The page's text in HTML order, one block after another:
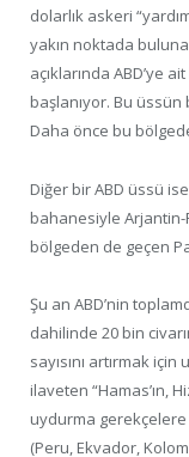
dolarlık askeri
yakın noktada
açıklarında ABD’ye
başlanıyor. Bu
Daha önce bu
Diğer bir ABD üssü
bahanesiyle Arjantin-
bölgeden de geçen
Şu an ABD’nin
dahilinde 20 bin
sayısını artırmak
ilaveten “Hamas’ın,
uydurma gerekçelere
(Peru, Ekvador,